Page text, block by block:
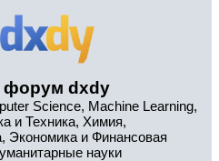
форум dxdy
Science, Machine Learning,
и Техника, Химия,
Экономика и Финансовая
науки